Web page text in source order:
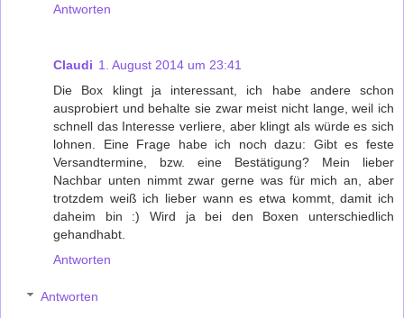
Antworten
Claudi 1. August 2014 um 23:41
Die Box klingt ja interessant, ich habe andere schon
ausprobiert und behalte sie zwar meist nicht lange, weil ich
schnell das Interesse verliere, aber klingt als würde es sich
lohnen. Eine Frage habe ich noch dazu: Gibt es feste
Versandtermine, bzw. eine Bestätigung? Mein lieber
Nachbar unten nimmt zwar gerne was für mich an, aber
trotzdem weiß ich lieber wann es etwa kommt, damit ich
daheim bin :) Wird ja bei den Boxen unterschiedlich
gehandhabt.
Antworten
Antworten